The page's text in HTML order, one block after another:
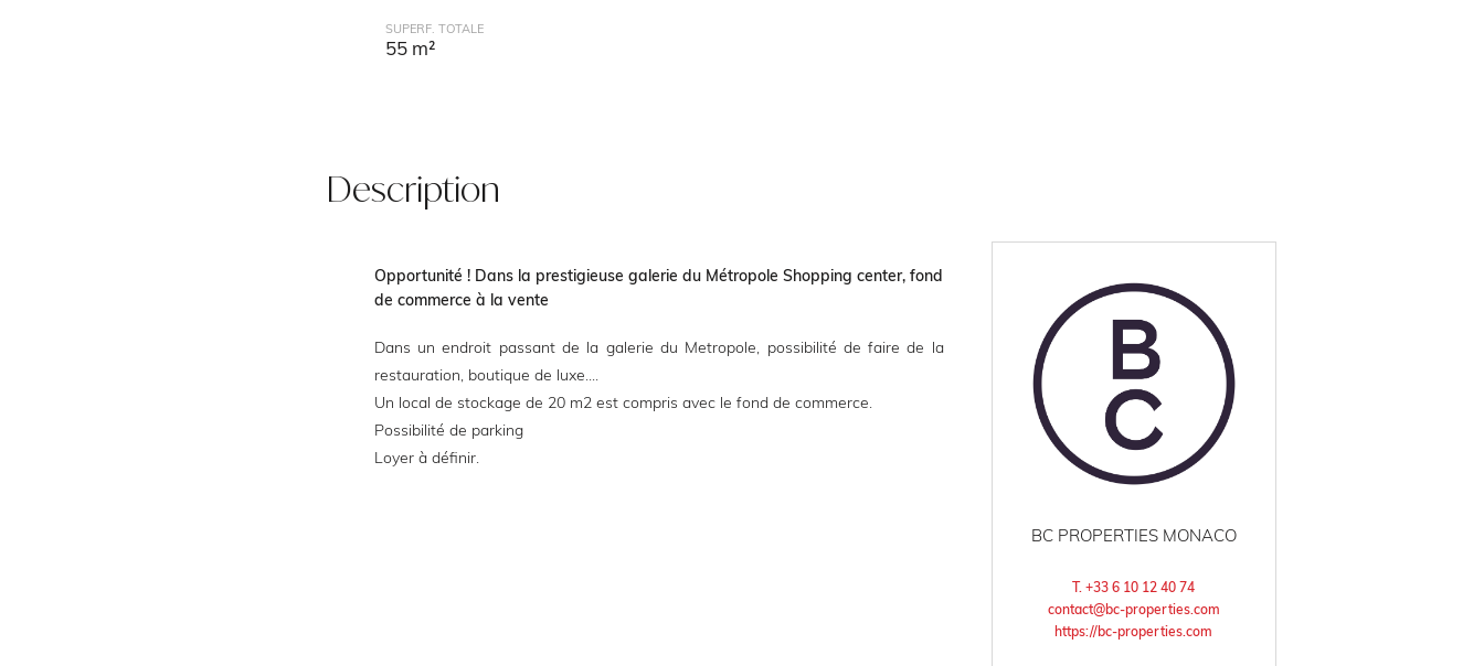
SUPERF. TOTALE
55 m²
Description
Opportunité ! Dans la prestigieuse galerie du Métropole Shopping center, fond
de commerce à la vente
Dans un endroit passant de la galerie du Metropole, possibilité de faire de la
restauration, boutique de luxe....
Un local de stockage de 20 m2 est compris avec le fond de commerce.
Possibilité de parking
Loyer à définir.
BC PROPERTIES MONACO
T. +33 6 10 12 40 74
contact@bc-properties.com
https://bc-properties.com